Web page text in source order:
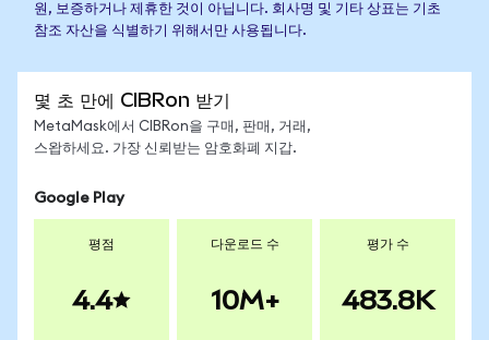
원, 보증하거나 제휴한 것이 아닙니다. 회사명 및 기타 상표는 기초
참조 자산을 식별하기 위해서만 사용됩니다.
몇 초 만에 CIBRon 받기
MetaMask에서 CIBRon을 구매, 판매, 거래,
스왑하세요. 가장 신뢰받는 암호화폐 지갑.
Google Play
평점
4.4
다운로드 수
10M+
평가 수
483.8K